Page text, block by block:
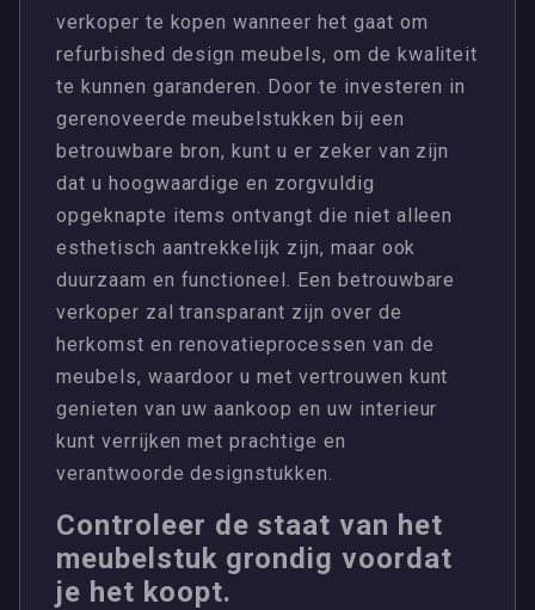
verkoper te kopen wanneer het gaat om
refurbished design meubels, om de kwaliteit
te kunnen garanderen. Door te investeren in
gerenoveerde meubelstukken bij een
betrouwbare bron, kunt u er zeker van zijn
dat u hoogwaardige en zorgvuldig
opgeknapte items ontvangt die niet alleen
esthetisch aantrekkelijk zijn, maar ook
duurzaam en functioneel. Een betrouwbare
verkoper zal transparant zijn over de
herkomst en renovatieprocessen van de
meubels, waardoor u met vertrouwen kunt
genieten van uw aankoop en uw interieur
kunt verrijken met prachtige en
verantwoorde designstukken.
Controleer de staat van het
meubelstuk grondig voordat
je het koopt.